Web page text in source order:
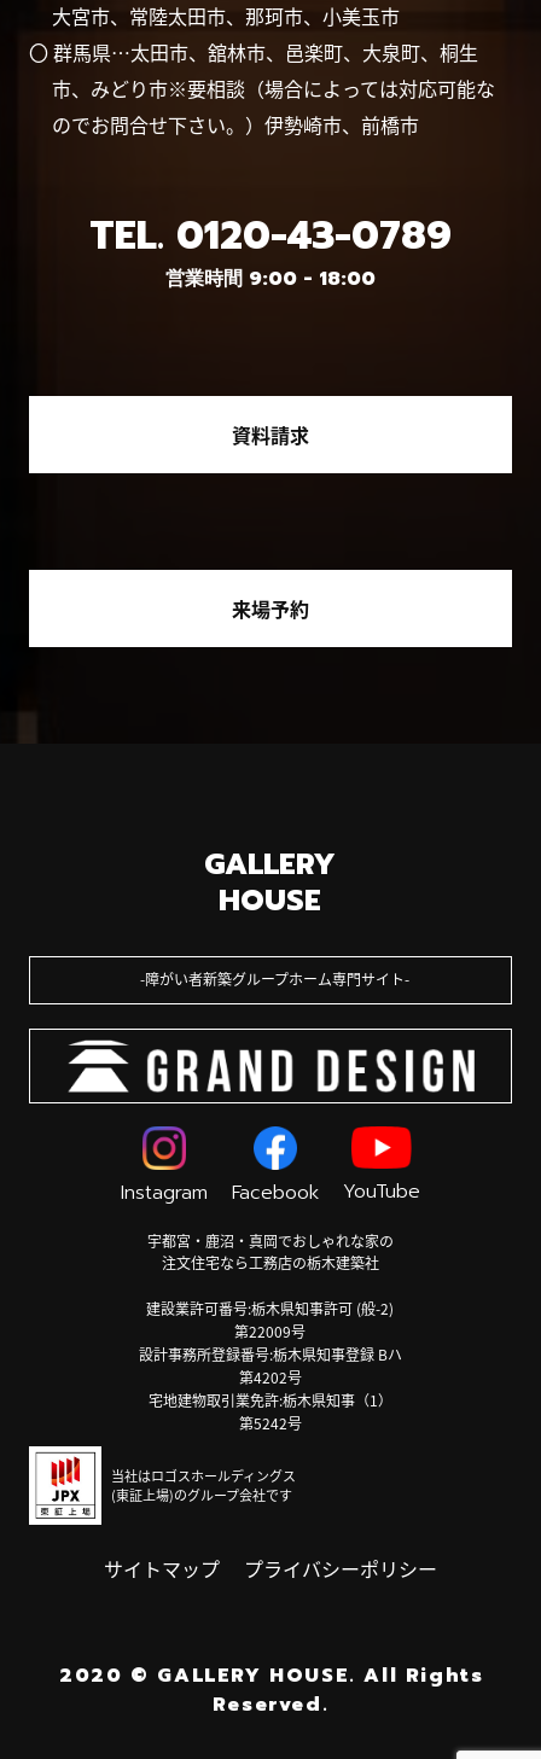
大宮市、常陸太田市、那珂市、小美玉市
〇 群馬県…太田市、舘林市、邑楽町、大泉町、桐生
市、みどり市※要相談（場合によっては対応可能な
のでお問合せ下さい。）伊勢崎市、前橋市
TEL. 0120-43-0789
営業時間 9:00 - 18:00
資料請求
来場予約
GALLERY
HOUSE
障がい者新築グループホーム専門サイト
Instagram Facebook YouTube
宇都宮・鹿沼・真岡でおしゃれな家の
注文住宅なら工務店の栃木建築社
建設業許可番号:栃木県知事許可 (般-2)
第22009号
設計事務所登録番号:栃木県知事登録 Bハ
第4202号
宅地建物取引業免許:栃木県知事（1）
第5242号
当社はロゴスホールディングス
(東証上場)のグループ会社です
サイトマップ プライバシーポリシー
2020 © GALLERY HOUSE. All Rights
Reserved.